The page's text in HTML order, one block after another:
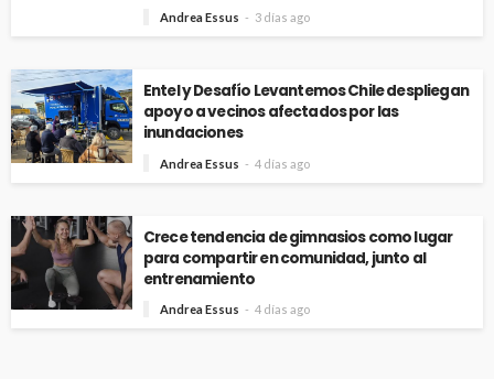
Andrea Essus 3 días ago
Entel y Desafío Levantemos Chile despliegan
apoyo a vecinos afectados por las
inundaciones
Andrea Essus 4 días ago
Crece tendencia de gimnasios como lugar
para compartir en comunidad, junto al
entrenamiento
Andrea Essus 4 días ago